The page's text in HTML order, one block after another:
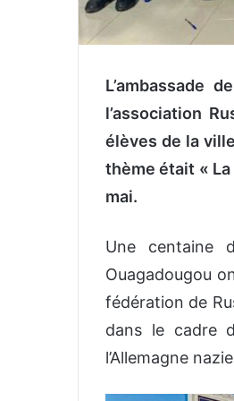
L’ambassade
l’association
élèves de la
thème était «
mai.
Une centaine
Ouagadougou
fédération de
dans le cadre
l’Allemagne